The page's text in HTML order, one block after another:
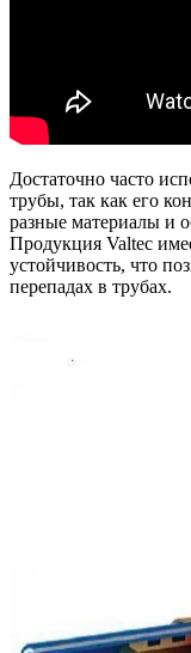
Достаточно часто
трубы, так как его
разные материалы и
Продукция Valtec
устойчивость, что
перепадах в трубах.